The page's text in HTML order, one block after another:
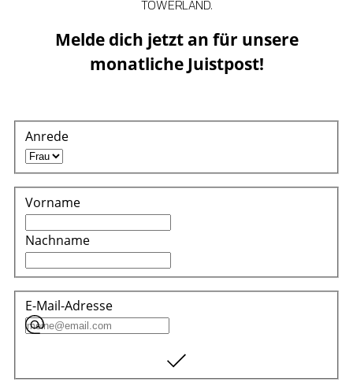
Melde dich jetzt an für unsere
monatliche Juistpost!
TÖWERLAND.
Anrede
Vorname
Nachname
E-Mail-Adresse